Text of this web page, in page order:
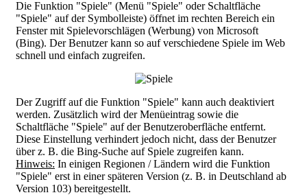
Die Funktion "Spiele" (Menü "Spiele" oder Schaltfläche
"Spiele" auf der Symbolleiste) öffnet im rechten Bereich ein
Fenster mit Spielevorschlägen (Werbung) von Microsoft
(Bing). Der Benutzer kann so auf verschiedene Spiele im Web
schnell und einfach zugreifen.
Der Zugriff auf die Funktion "Spiele" kann auch deaktiviert
werden. Zusätzlich wird der Menüeintrag sowie die
Schaltfläche "Spiele" auf der Benutzeroberfläche entfernt.
Diese Einstellung verhindert jedoch nicht, dass der Benutzer
über z. B. die Bing-Suche auf Spiele zugreifen kann.
Hinweis: In einigen Regionen / Ländern wird die Funktion
"Spiele" erst in einer späteren Version (z. B. in Deutschland ab
Version 103) bereitgestellt.